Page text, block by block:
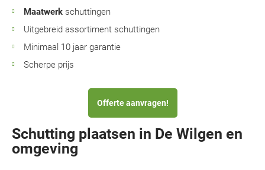
Maatwerk schuttingen
Uitgebreid assortiment schuttingen
Minimaal 10 jaar garantie
Scherpe prijs
Offerte aanvragen!
Schutting plaatsen in De Wilgen en
omgeving